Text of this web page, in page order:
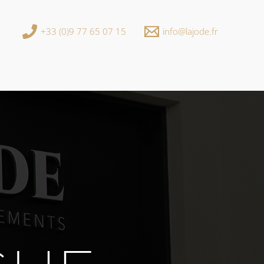
+33 (0)9 77 65 07 15 info@lajode.fr